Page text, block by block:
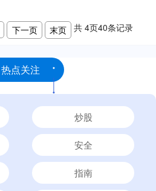
下一页 末页 共4页40条记录
热点关注
炒股
安全
指南